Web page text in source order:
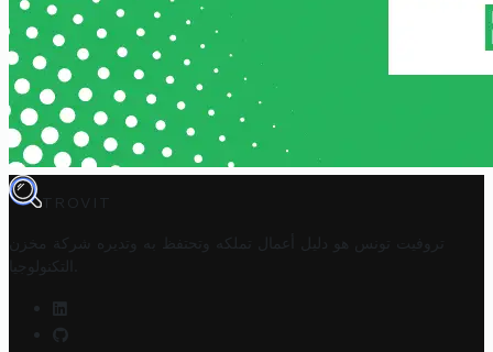
TROVIT
تروفيت تونس هو دليل أعمال تملكه وتحتفظ به وتديره
شركة مخزن
التكنولوجيا